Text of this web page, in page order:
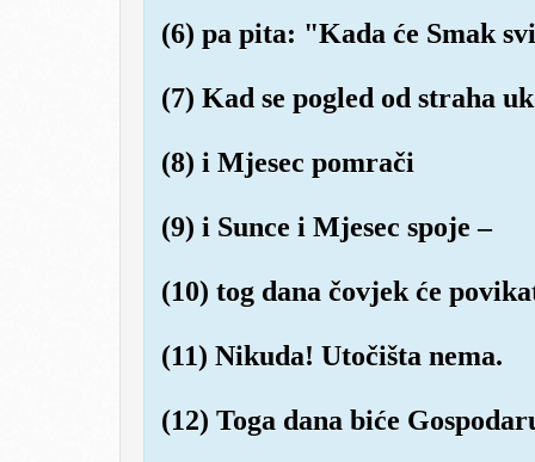
(6) pa pita: "Kada će Smak
(7) Kad se pogled od straha
(8) i Mjesec pomrači
(9) i Sunce i Mjesec spoje –
(10) tog dana čovjek će
(11) Nikuda! Utočišta nema.
(12) Toga dana biće